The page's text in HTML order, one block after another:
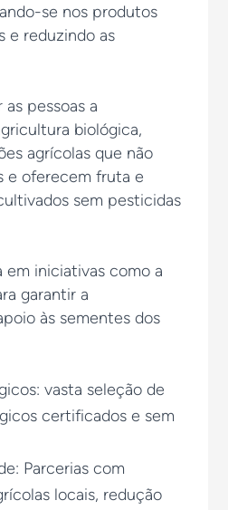
se nos produtos
e reduzindo as
pessoas a
biológica,
agrícolas que não
e oferecem fruta e
sem pesticidas
iniciativas como a
garantir a
às sementes dos
vasta seleção de
certificados e sem
Parcerias com
locais, redução